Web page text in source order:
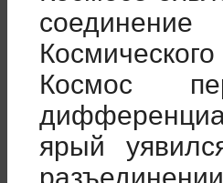
Космос
ярый